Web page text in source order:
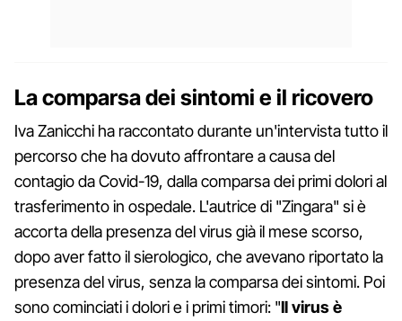
La comparsa dei sintomi e il ricovero
Iva Zanicchi ha raccontato durante un'intervista tutto il
percorso che ha dovuto affrontare a causa del
contagio da Covid-19, dalla comparsa dei primi dolori al
trasferimento in ospedale. L'autrice di "Zingara" si è
accorta della presenza del virus già il mese scorso,
dopo aver fatto il sierologico, che avevano riportato la
presenza del virus, senza la comparsa dei sintomi. Poi
sono cominciati i dolori e i primi timori: "Il virus è